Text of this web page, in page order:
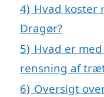
4) Hvad koster
Dragør?
5) Hvad er
rensning af
6) Oversigt